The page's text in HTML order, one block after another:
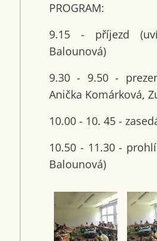
PROGRAM:
9.15 - příjezd
Balounová)
9.30 - 9.50 -
Anička Komárková,
10.00 - 10. 45 -
10.50 - 11.30 -
Balounová)